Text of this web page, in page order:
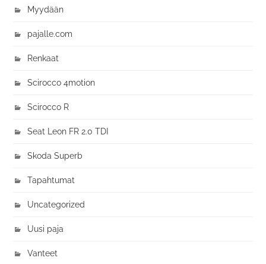
Myydään
pajalle.com
Renkaat
Scirocco 4motion
Scirocco R
Seat Leon FR 2.0 TDI
Skoda Superb
Tapahtumat
Uncategorized
Uusi paja
Vanteet